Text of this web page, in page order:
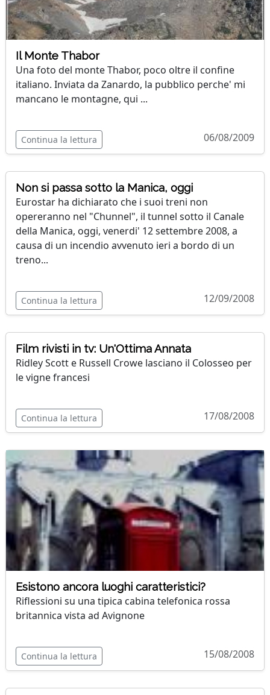
Il Monte Thabor
Una foto del monte Thabor, poco oltre il confine
italiano. Inviata da Zanardo, la pubblico perche' mi
mancano le montagne, qui ...
Continua la lettura 06/08/2009
Non si passa sotto la Manica, oggi
Eurostar ha dichiarato che i suoi treni non
opereranno nel "Chunnel", il tunnel sotto il Canale
della Manica, oggi, venerdi' 12 settembre 2008, a
causa di un incendio avvenuto ieri a bordo di un
treno...
Continua la lettura 12/09/2008
Film rivisti in tv: Un'Ottima Annata
Ridley Scott e Russell Crowe lasciano il Colosseo per
le vigne francesi
Continua la lettura 17/08/2008
Esistono ancora luoghi caratteristici?
Riflessioni su una tipica cabina telefonica rossa
britannica vista ad Avignone
Continua la lettura 15/08/2008